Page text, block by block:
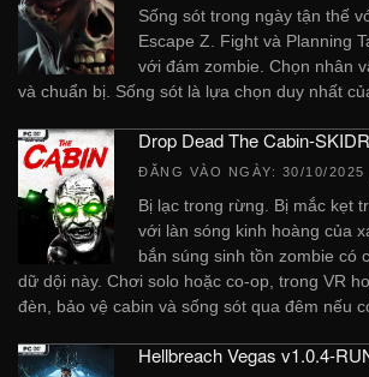
Sống sót trong ngày tận thế
Escape Z. Fight và Planning
với đám zombie. Chọn nhân
và chuẩn bị. Sống sót là lựa chọn duy nhất
Drop Dead The Cabin-
ĐĂNG VÀO NGÀY: 30/10/2025
Bị lạc trong rừng. Bị mắc kẹt
với làn sóng kinh hoàng của
bắn súng sinh tồn zombie có
dữ dội này. Chơi solo hoặc co-op, trong VR
đèn, bảo vệ cabin và sống sót qua đêm nếu
Hellbreach Vegas v1.0.4-